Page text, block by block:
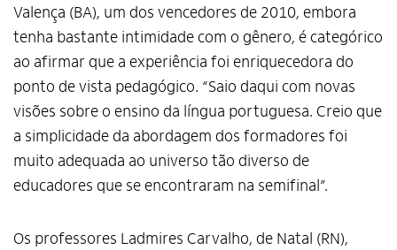
Valença (BA), um dos vencedores de 2010, embora
tenha bastante intimidade com o gênero, é categórico
ao afirmar que a experiência foi enriquecedora do
ponto de vista pedagógico. “Saio daqui com novas
visões sobre o ensino da língua portuguesa. Creio que
a simplicidade da abordagem dos formadores foi
muito adequada ao universo tão diverso de
educadores que se encontraram na semifinal”.
Os professores Ladmires Carvalho, de Natal (RN),